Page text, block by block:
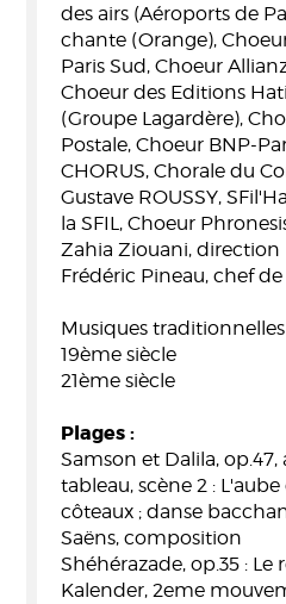
des airs (Aéroports de
chante (Orange),
Paris Sud, Choeur
Choeur des Editions
(Groupe Lagardère),
Postale, Choeur BNP-
CHORUS, Chorale du
Gustave ROUSSY,
la SFIL, Choeur
Zahia Ziouani, direction
Frédéric Pineau, chef
Musiques traditionnelles
19ème siècle
21ème siècle
Plages :
Samson et Dalila, op.47,
tableau, scène 2 :
côteaux ; danse
Saëns, composition
Shéhérazade, op.35 : Le
Kalender, 2eme